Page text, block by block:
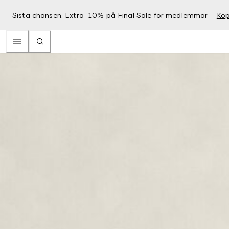
Sista chansen: Extra -10% på Final Sale för medlemmar –